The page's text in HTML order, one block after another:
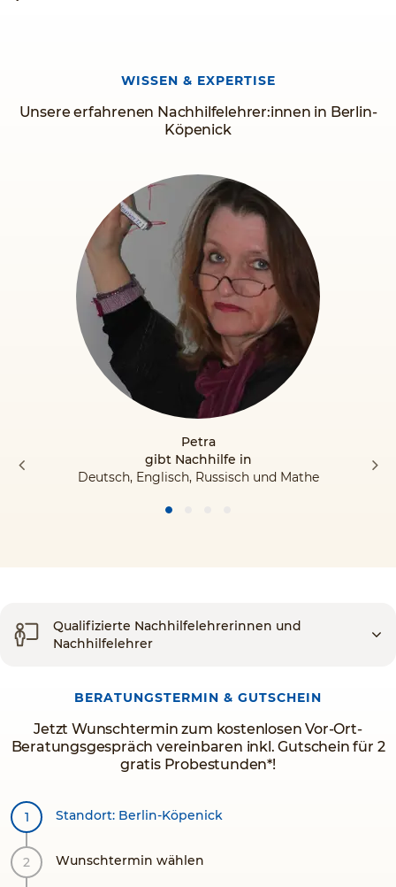
Unsere erfahrenen Nachhilfelehrer:innen in Berlin-
Köpenick
WISSEN & EXPERTISE
Petra
gibt Nachhilfe in
Deutsch, Englisch, Russisch und Mathe
Qualifizierte Nachhilfelehrerinnen und
Nachhilfelehrer
BERATUNGSTERMIN & GUTSCHEIN
Jetzt Wunschtermin zum kostenlosen Vor-Ort-
Beratungsgespräch vereinbaren inkl. Gutschein für 2
gratis Probestunden*!
Standort: Berlin-Köpenick
Wunschtermin wählen